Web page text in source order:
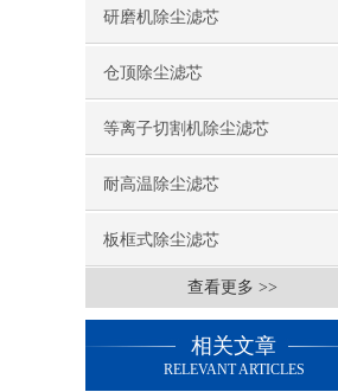
研磨机除尘滤芯
仓顶除尘滤芯
等离子切割机除尘滤芯
耐高温除尘滤芯
板框式除尘滤芯
查看更多 >>
相关文章
RELEVANT ARTICLES